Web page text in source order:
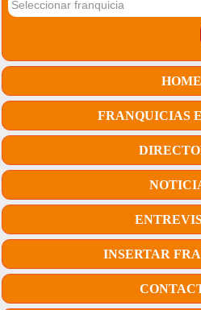
HOME
FRANQUICIAS
INSERTAR